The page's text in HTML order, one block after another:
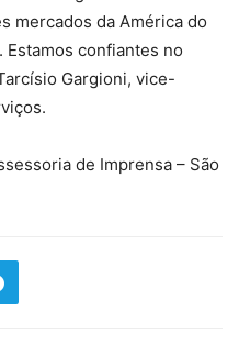
mercados da América do
Estamos confiantes no
Gargioni, vice-
de Imprensa – São